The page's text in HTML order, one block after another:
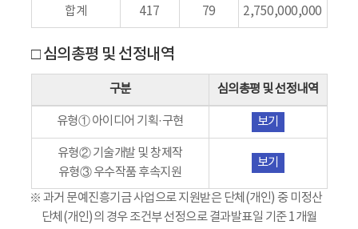
합계 417 79 2,750,000,000
□ 심의총평 및 선정내역
구분 심의총평 및 선정내역
유형① 아이디어 기획·구현 보기
유형② 기술개발 및 창제작
유형③ 우수작품 후속지원
보기
※ 과거 문예진흥기금 사업으로 지원받은 단체(개인) 중 미정산
단체(개인)의 경우 조건부 선정으로 결과발표일 기준 1개월